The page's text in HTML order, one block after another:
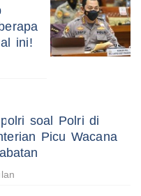
ini!
soal Polri di
Picu Wacana